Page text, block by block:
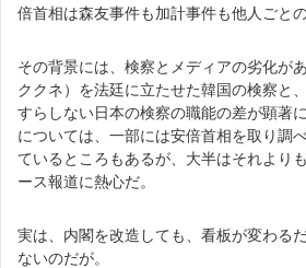
倍首相は森友事件も加計事件も他人ごと
その背景には、検察とメディアの劣化が
ククネ）を法廷に立たせた韓国の検察と
すらしない日本の検察の職能の差が顕著
については、一部には安倍首相を取り調
ているところもあるが、大半はそれより
ース報道に熱心だ。
実は、内閣を改造しても、看板が変わる
ないのだが。